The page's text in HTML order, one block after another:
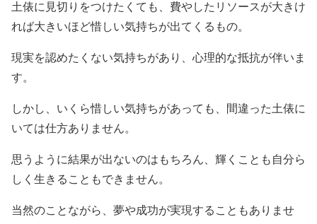
土俵に見切りをつけたくても、費やしたリソースが大きけ
れば大きいほど惜しい気持ちが出てくるもの。
現実を認めたくない気持ちがあり、心理的な抵抗が伴いま
す。
しかし、いくら惜しい気持ちがあっても、間違った土俵に
いては仕方ありません。
思うように結果が出ないのはもちろん、輝くことも自分ら
しく生きることもできません。
当然のことながら、夢や成功が実現することもありませ